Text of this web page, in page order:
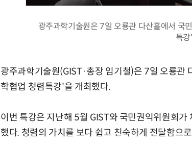
광주과학기술원은 7일 오룡관 다산홀에서 국
특
광주과학기술원(GIST·총장 임기철)은 7일 오룡관
학협업 청렴특강'을 개최했다.
이번 특강은 지난해 5월 GIST와 국민권익위원회
했다. 청렴의 가치를 보다 쉽고 친숙하게 전달함으